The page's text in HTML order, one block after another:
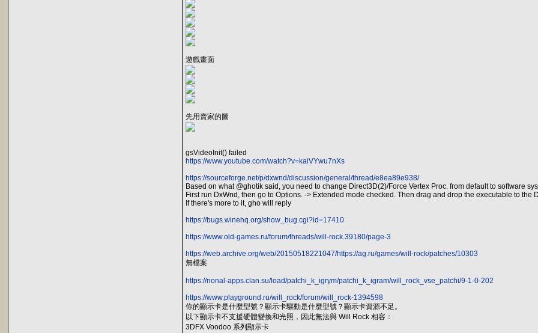
遊戲畫面
先用賣家的圖
gsVideoInit() failed
https://www.youtube.com/watch?v=kaiVYwu7nXs
https://sourceforge.net/p/dxwnd/discussion/general/thread/e8ea89e938/
Based on what @ghotik said, you need to change Direct3D(2)/Force Vertex Proc. from default to software
First run DxWnd, then go to Options. -> Extended mode checked. Then drag and drop the executable to
If there's more to it, gho will reply
https://bugs.winehq.org/show_bug.cgi?id=17410
https://www.old-games.ru/forum/threads/will-rock.39180/page-3
https://web.archive.org/web/20150518221047/https://ag.ru/games/will-rock/patches/10303
無檔案
https://nonal-apps.clan.su/load/patchi_k_igrym/patchi_k_igram/will_rock_vse_patchi/9-1-0-202
https://www.playground.ru/will_rock/forum/will_rock-1394598
你的顯示卡是什麼型號？顯示卡驅動是什麼型號？顯示卡資源不足。
以下顯示卡不支援硬體變換和光照，因此無法與 Will Rock 相容：
3DFX Voodoo 系列顯示卡